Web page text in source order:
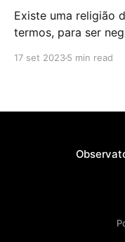
Existe uma religião
termos, para ser
17 set 20235 min read